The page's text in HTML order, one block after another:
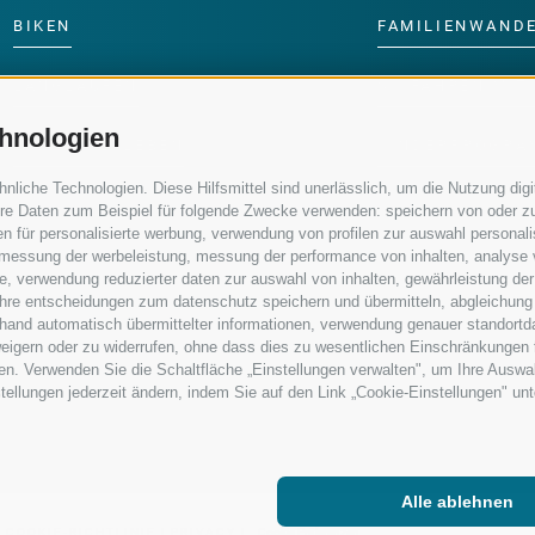
Technologien. Diese Hilfsmittel sind unerlässlich, um die Nutzung
Daten zum Beispiel für folgende Zwecke verwenden: speichern von oder
für personalisierte werbung, verwendung von profilen zur auswahl
der werbeleistung, messung der performance von inhalten,
verwendung reduzierter daten zur auswahl von inhalten, gewährleistung
entscheidungen zum datenschutz speichern und übermitteln,
automatisch übermittelter informationen, verwendung genauer
oder zu widerrufen, ohne dass dies zu wesentlichen
Verwenden Sie die Schaltfläche „Einstellungen verwalten", um Ihre
jederzeit ändern, indem Sie auf den Link „Cookie-Einstellungen"
Alle ablehnen
BIKEN
WASSER ERLEBEN